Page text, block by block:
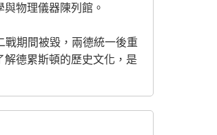
物理儀器陳列館。
期間被毀，兩德統一後重
德累斯頓的歷史文化，是